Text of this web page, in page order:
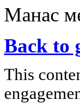
Манас
Back to
This